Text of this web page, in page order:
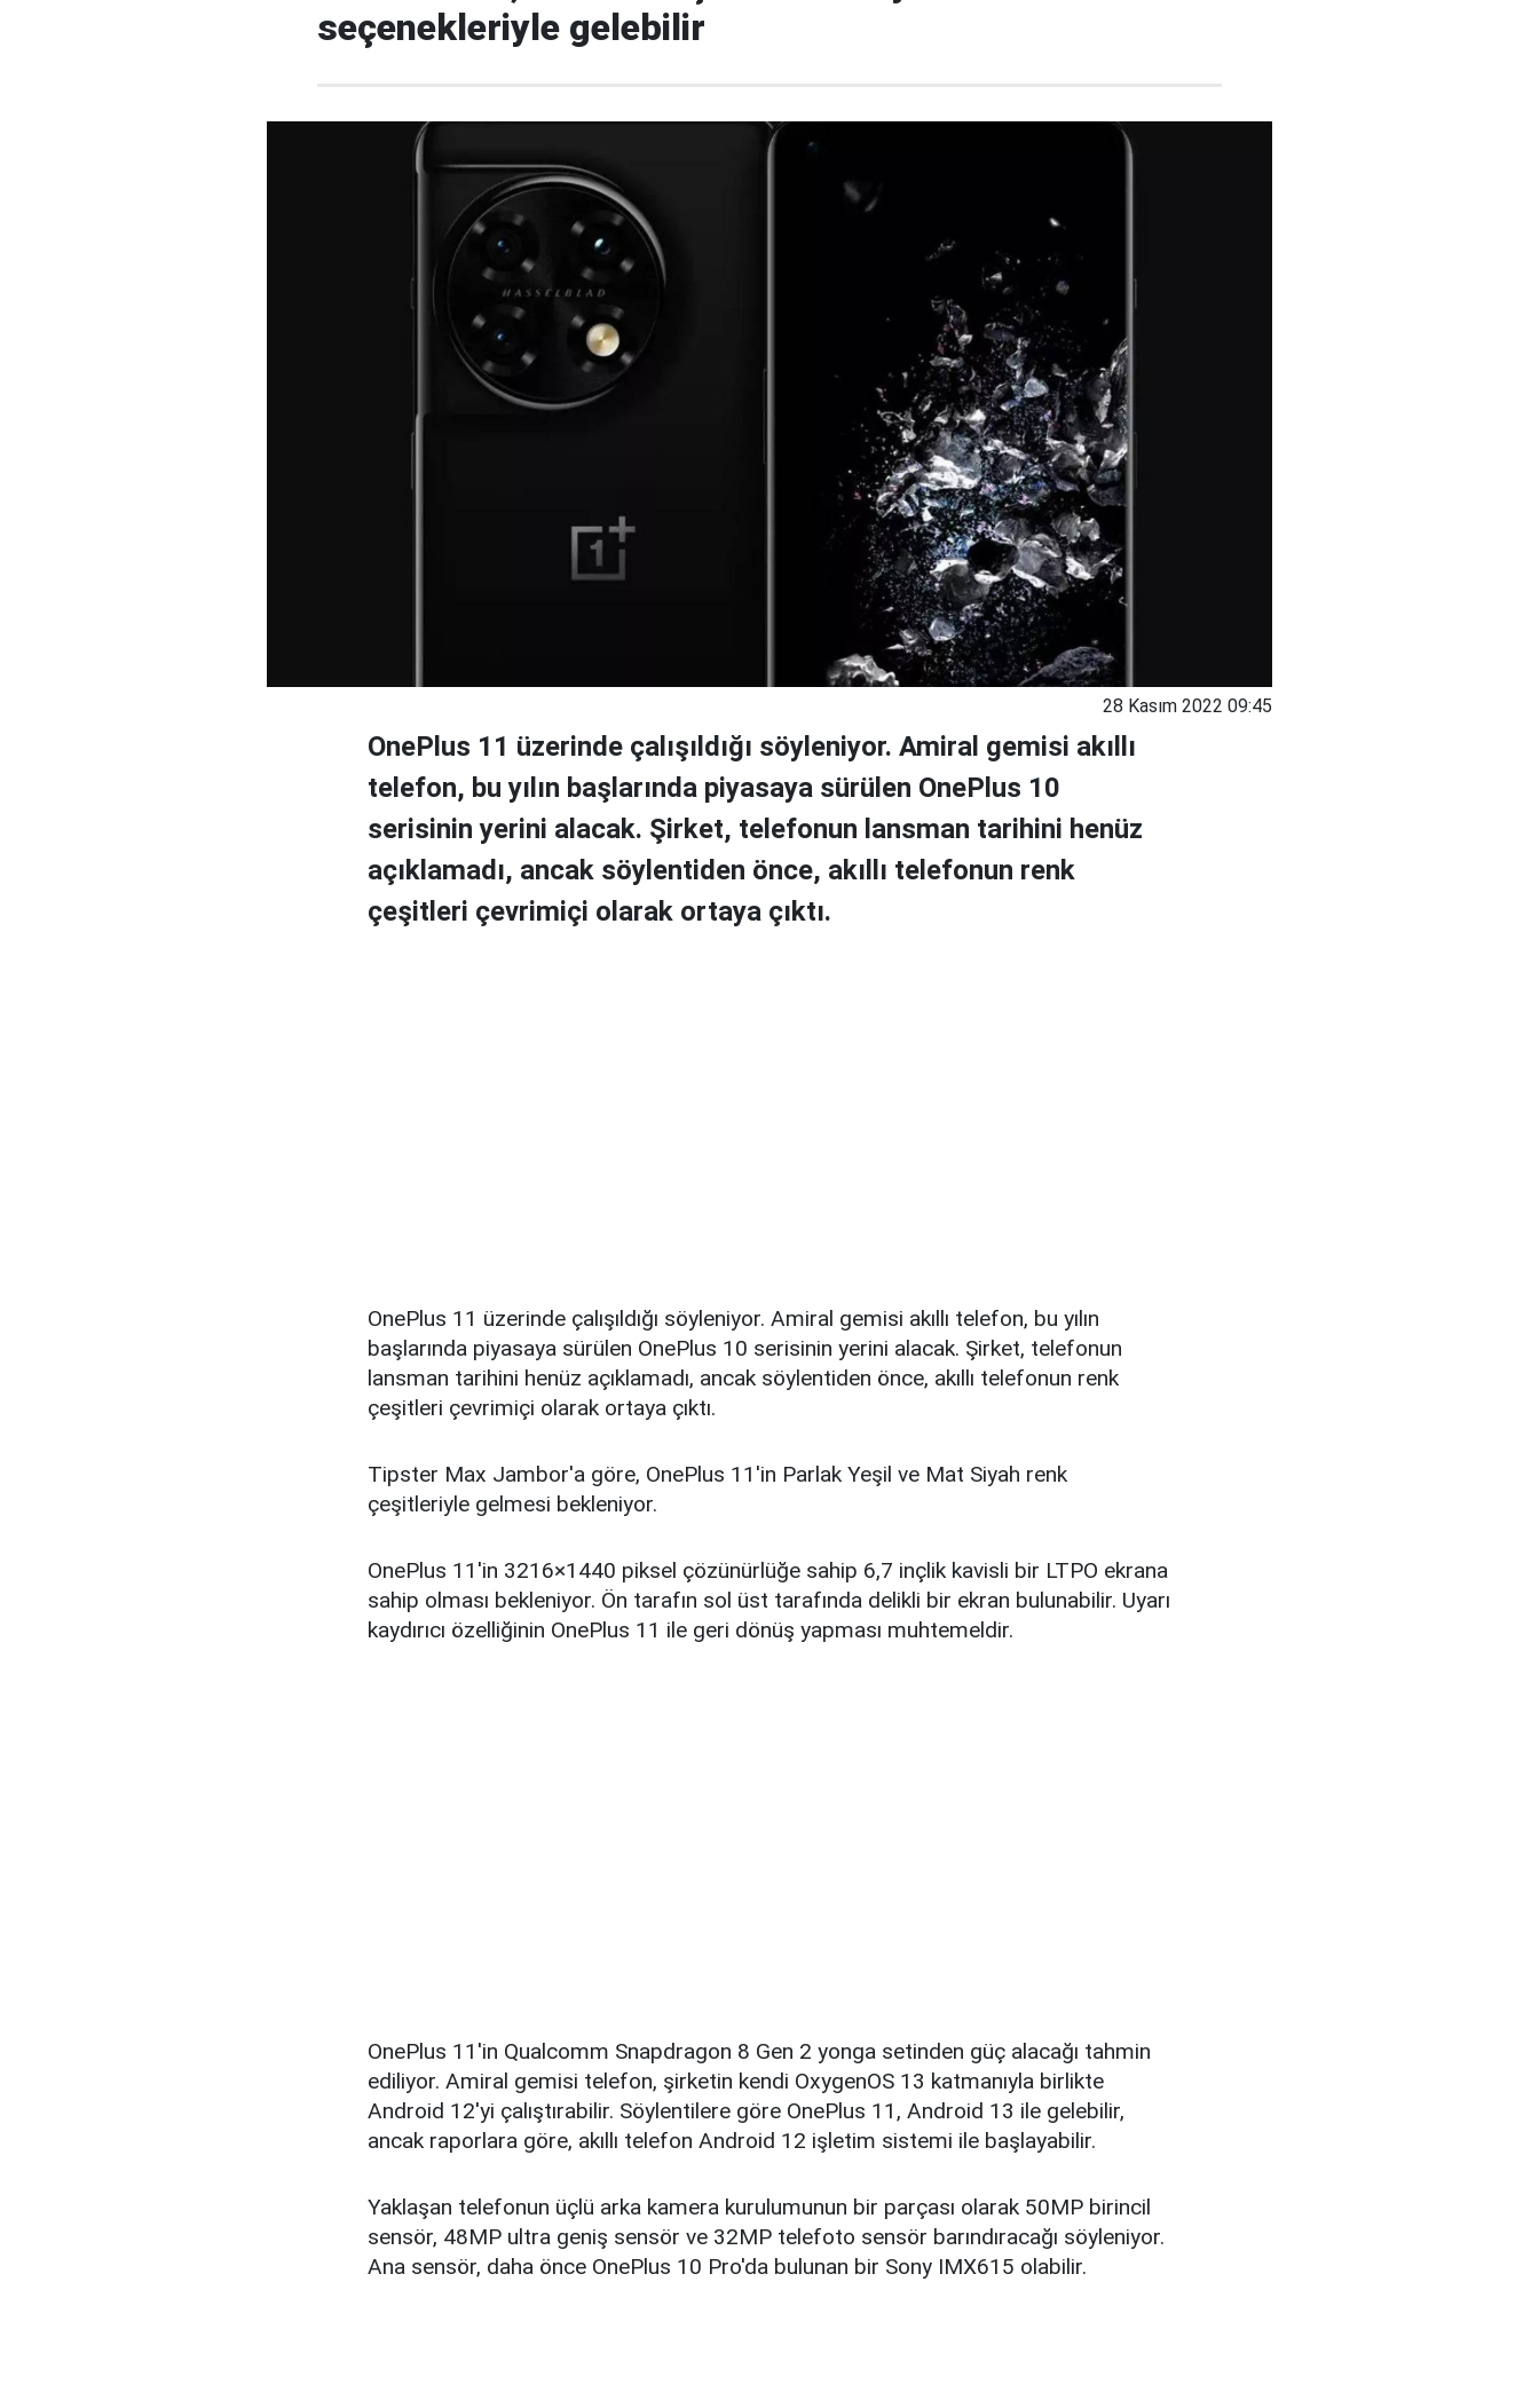
seçenekleriyle gelebilir
28 Kasım 2022 09:45
OnePlus 11 üzerinde çalışıldığı söyleniyor. Amiral gemisi akıllı
telefon, bu yılın başlarında piyasaya sürülen OnePlus 10
serisinin yerini alacak. Şirket, telefonun lansman tarihini henüz
açıklamadı, ancak söylentiden önce, akıllı telefonun renk
çeşitleri çevrimiçi olarak ortaya çıktı.
OnePlus 11 üzerinde çalışıldığı söyleniyor. Amiral gemisi akıllı telefon, bu yılın
başlarında piyasaya sürülen OnePlus 10 serisinin yerini alacak. Şirket, telefonun
lansman tarihini henüz açıklamadı, ancak söylentiden önce, akıllı telefonun renk
çeşitleri çevrimiçi olarak ortaya çıktı.
Tipster Max Jambor'a göre, OnePlus 11'in Parlak Yeşil ve Mat Siyah renk
çeşitleriyle gelmesi bekleniyor.
OnePlus 11'in 3216×1440 piksel çözünürlüğe sahip 6,7 inçlik kavisli bir LTPO ekrana
sahip olması bekleniyor. Ön tarafın sol üst tarafında delikli bir ekran bulunabilir. Uyarı
kaydırıcı özelliğinin OnePlus 11 ile geri dönüş yapması muhtemeldir.
OnePlus 11'in Qualcomm Snapdragon 8 Gen 2 yonga setinden güç alacağı tahmin
ediliyor. Amiral gemisi telefon, şirketin kendi OxygenOS 13 katmanıyla birlikte
Android 12'yi çalıştırabilir. Söylentilere göre OnePlus 11, Android 13 ile gelebilir,
ancak raporlara göre, akıllı telefon Android 12 işletim sistemi ile başlayabilir.
Yaklaşan telefonun üçlü arka kamera kurulumunun bir parçası olarak 50MP birincil
sensör, 48MP ultra geniş sensör ve 32MP telefoto sensör barındıracağı söyleniyor.
Ana sensör, daha önce OnePlus 10 Pro'da bulunan bir Sony IMX615 olabilir.